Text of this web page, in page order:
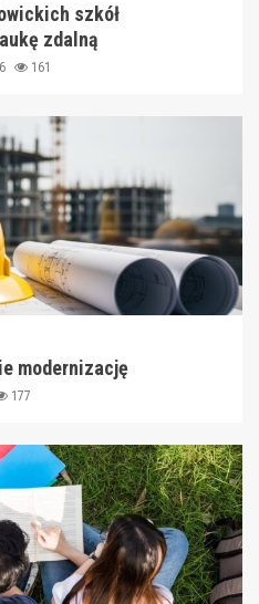
szkół
zdalną
161
modernizację
177